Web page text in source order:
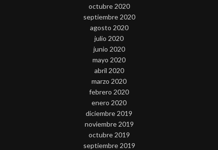
octubre 2020
septiembre 2020
agosto 2020
julio 2020
junio 2020
mayo 2020
abril 2020
marzo 2020
febrero 2020
enero 2020
diciembre 2019
noviembre 2019
octubre 2019
septiembre 2019